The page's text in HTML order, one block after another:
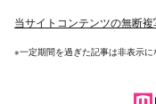
当サイトコンテンツの無断
※一定期間を過ぎた記事は非表示